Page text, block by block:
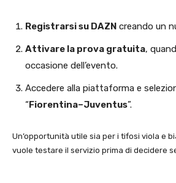
Registrarsi su DAZN creando un
Attivare la prova gratuita,
occasione dell’evento.
Accedere alla piattaforma e
“Fiorentina–Juventus”.
Un’opportunità utile sia per i tifosi viola e
vuole testare il servizio prima di decidere